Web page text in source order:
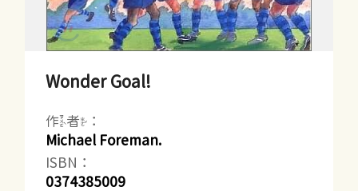
Wonder Goal!
作者：
Michael Foreman.
ISBN：
0374385009